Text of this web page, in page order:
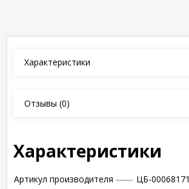
Характеристики
Отзывы (0)
Характеристики
Артикул производителя ЦБ-00068171